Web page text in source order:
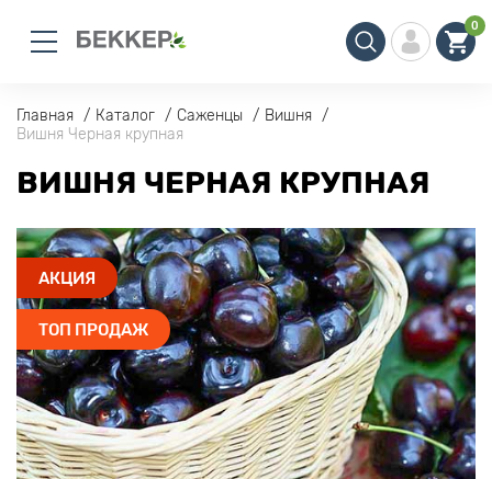
0
Главная Каталог Саженцы
Вишня
Вишня Черная крупная
ВИШНЯ ЧЕРНАЯ КРУПНАЯ
АКЦИЯ
ТОП ПРОДАЖ